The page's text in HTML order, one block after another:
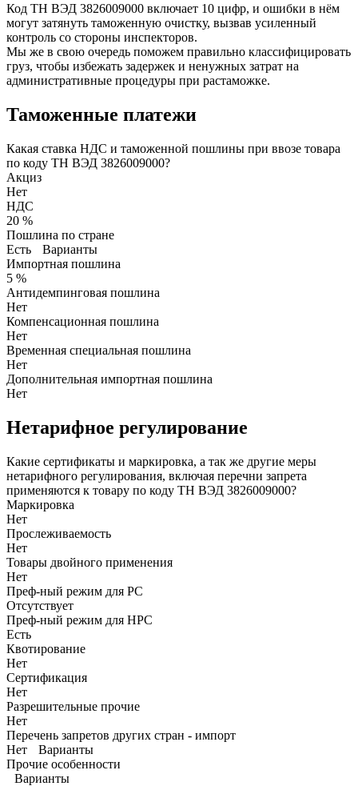
Код ТН ВЭД 3826009000 включает 10 цифр, и ошибки в нём
могут затянуть таможенную очистку, вызвав усиленный
контроль со стороны инспекторов.
Мы же в свою очередь поможем правильно классифицировать
груз, чтобы избежать задержек и ненужных затрат на
административные процедуры при растаможке.
Таможенные платежи
Какая ставка НДС и таможенной пошлины при ввозе товара
по коду ТН ВЭД 3826009000?
Акциз
Нет
НДС
20 %
Пошлина по стране
Есть
Варианты
Импортная пошлина
5 %
Антидемпинговая пошлина
Нет
Компенсационная пошлина
Нет
Временная специальная пошлина
Нет
Дополнительная импортная пошлина
Нет
Нетарифное регулирование
Какие сертификаты и маркировка, а так же другие меры
нетарифного регулирования, включая перечни запрета
применяются к товару по коду ТН ВЭД 3826009000?
Маркировка
Нет
Прослеживаемость
Нет
Товары двойного применения
Нет
Преф-ный режим для РС
Отсутствует
Преф-ный режим для НРС
Есть
Квотирование
Нет
Сертификация
Нет
Разрешительные прочие
Нет
Перечень запретов других стран - импорт
Нет
Варианты
Прочие особенности
Варианты